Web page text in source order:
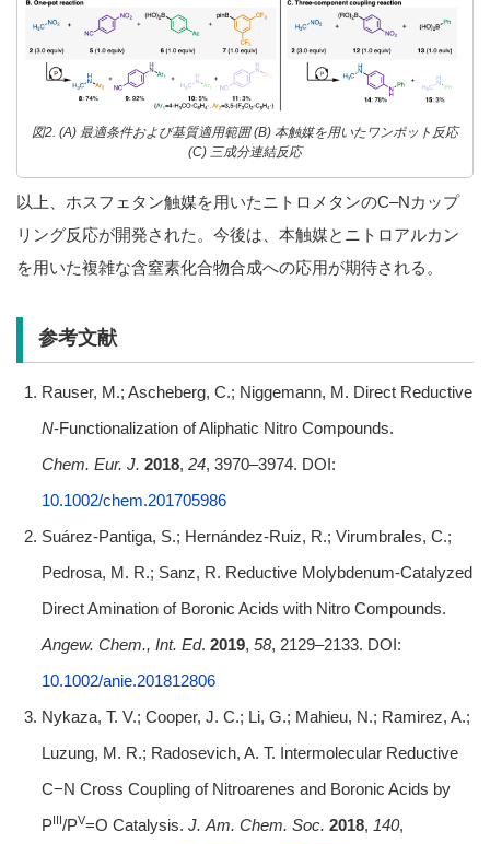
図2. (A) 最適条件および基質適用範囲 (B) 本触媒を用いたワンポット反応
(C) 三成分連結反応
以上、ホスフェタン触媒を用いたニトロメタンのC–Nカップ
リング反応が開発された。今後は、本触媒とニトロアルカン
を用いた複雑な含窒素化合物合成への応用が期待される。
参考文献
Rauser, M.; Ascheberg, C.; Niggemann, M. Direct Reductive
N-Functionalization of Aliphatic Nitro Compounds.
Chem. Eur. J. 2018, 24, 3970–3974. DOI:
10.1002/chem.201705986
Suárez-Pantiga, S.; Hernández-Ruiz, R.; Virumbrales, C.;
Pedrosa, M. R.; Sanz, R. Reductive Molybdenum-Catalyzed
Direct Amination of Boronic Acids with Nitro Compounds.
Angew. Chem., Int. Ed. 2019, 58, 2129–2133. DOI:
10.1002/anie.201812806
Nykaza, T. V.; Cooper, J. C.; Li, G.; Mahieu, N.; Ramirez, A.;
Luzung, M. R.; Radosevich, A. T. Intermolecular Reductive
C−N Cross Coupling of Nitroarenes and Boronic Acids by
PIII /PV=O Catalysis. J. Am. Chem. Soc. 2018, 140,